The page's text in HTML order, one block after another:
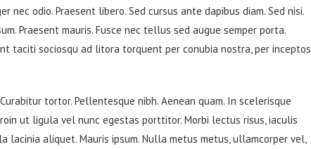
:odio. Praesent libero. Sed cursus ante dapibus diam. Sed nisi.
Praesent mauris. Fusce nec tellus sed augue semper porta.
taciti sociosqu ad litora torquent per conubia nostra, per inceptos
tortor. Pellentesque nibh. Aenean quam. In scelerisque
ut ligula vel nunc egestas porttitor. Morbi lectus risus, iaculis
lacinia aliquet. Mauris ipsum. Nulla metus metus, ullamcorper vel,